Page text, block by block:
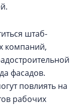
штаб-
компаний,
фасадов.
повлиять на
рабочих